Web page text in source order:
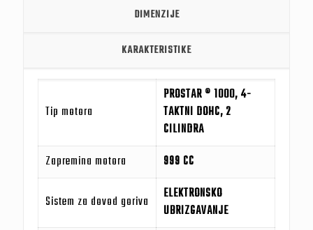
DIMENZIJE
KARAKTERISTIKE
Tip motora
PROSTAR ® 1000, 4-
TAKTNI DOHC, 2
CILINDRA
Zapremina motora
999 CC
Sistem za dovod goriva
ELEKTRONSKO
UBRIZGAVANJE